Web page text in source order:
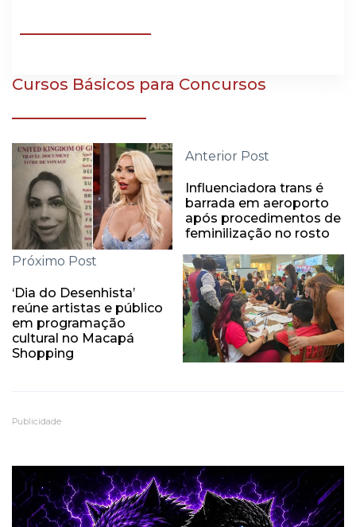
Cursos Básicos para Concursos
Anterior Post
Influenciadora trans é
barrada em aeroporto
após procedimentos de
feminilização no rosto
Próximo Post
‘Dia do Desenhista’
reúne artistas e público
em programação
cultural no Macapá
Shopping
Publicidade